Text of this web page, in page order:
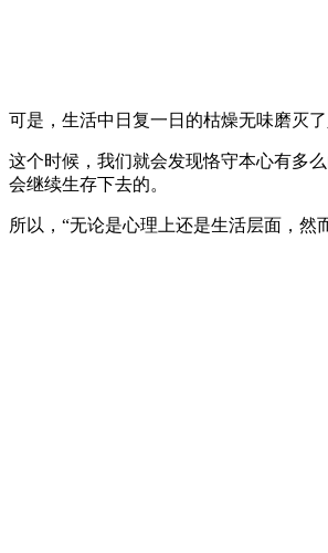
可是，生活中日复一日的枯燥无味磨灭
这个时候，我们就会发现恪守本心有多
会继续生存下去的。
所以，“无论是心理上还是生活层面，然